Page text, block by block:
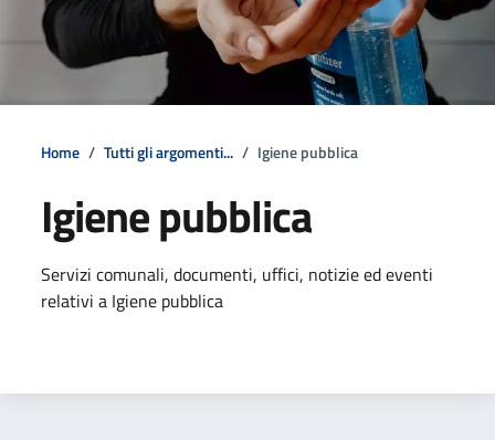
Home Tutti gli argomenti... Igiene pubblica
Igiene pubblica
Dettagli della notizia
Servizi comunali, documenti, uffici, notizie ed eventi
relativi a Igiene pubblica